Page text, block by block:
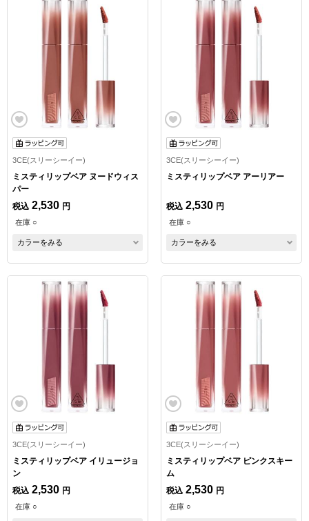
3CE(スリーシーイー)
ミスティリップベア ヌードウィス
パー
税込 2,530 円
在庫 ○
カラーをみる
3CE(スリーシーイー)
ミスティリップベア アーリアー
税込 2,530 円
在庫 ○
カラーをみる
3CE(スリーシーイー)
ミスティリップベア イリュージョ
ン
税込 2,530 円
在庫 ○
3CE(スリーシーイー)
ミスティリップベア ピンクスキー
ム
税込 2,530 円
在庫 ○